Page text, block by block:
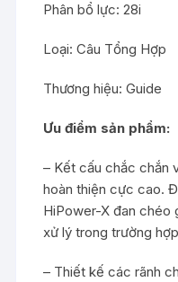
Phân bổ lực: 28i
Loại: Câu Tổng Hợp
Thương hiệu: Guide
Ưu điểm sản phẩm:
– Kết cấu chắc chắn
hoàn thiện cực cao.
HiPower-X đan chéo
xử lý trong trường
– Thiết kế các rãnh